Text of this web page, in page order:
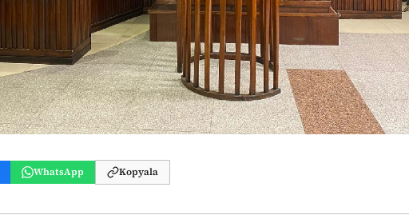
WhatsApp Kopyala